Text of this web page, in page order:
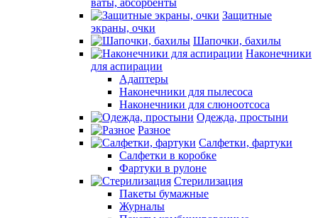
ваты, абсорбенты
Защитные
экраны, очки
Шапочки, бахилы
Наконечники
для аспирации
Адаптеры
Наконечники для пылесоса
Наконечники для слюноотсоса
Одежда, простыни
Разное
Салфетки, фартуки
Салфетки в коробке
Фартуки в рулоне
Стерилизация
Пакеты бумажные
Журналы